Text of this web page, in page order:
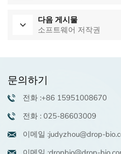
다음 게시물
소프트웨어 저작권
문의하기
전화 :+86 15951008670
전화 : 025-86603009
이메일 :judyzhou@drop-